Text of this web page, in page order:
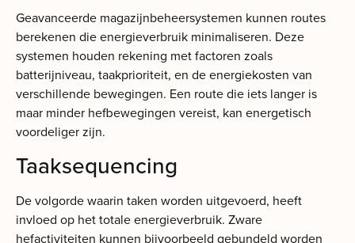
Geavanceerde magazijnbeheersystemen kunnen routes
berekenen die energieverbruik minimaliseren. Deze
systemen houden rekening met factoren zoals
batterijniveau, taakprioriteit, en de energiekosten van
verschillende bewegingen. Een route die iets langer is
maar minder hefbewegingen vereist, kan energetisch
voordeliger zijn.
Taaksequencing
De volgorde waarin taken worden uitgevoerd, heeft
invloed op het totale energieverbruik. Zware
hefactiviteiten kunnen bijvoorbeeld gebundeld worden